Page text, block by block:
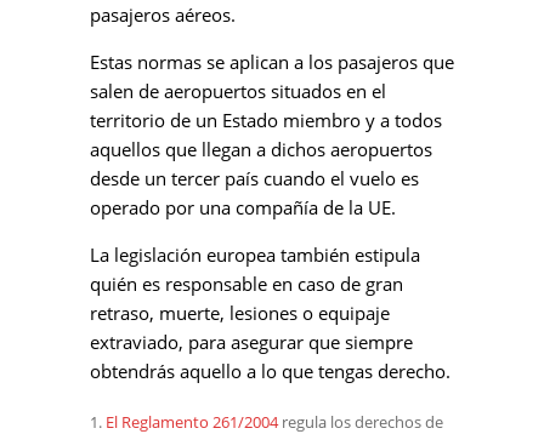
pasajeros aéreos.
Estas normas se aplican a los pasajeros que
salen de aeropuertos situados en el
territorio de un Estado miembro y a todos
aquellos que llegan a dichos aeropuertos
desde un tercer país cuando el vuelo es
operado por una compañía de la UE.
La legislación europea también estipula
quién es responsable en caso de gran
retraso, muerte, lesiones o equipaje
extraviado, para asegurar que siempre
obtendrás aquello a lo que tengas derecho.
El Reglamento 261/2004regula los derechos de